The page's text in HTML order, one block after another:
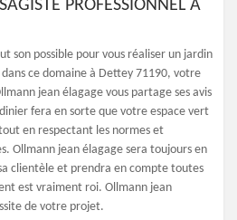
PROFESSIONNEL À
son possible pour vous réaliser un jardin
ce domaine à Dettey 71190, votre
jean élagage vous partage ses avis
fera en sorte que votre espace vert
en respectant les normes et
Ollmann jean élagage sera toujours en
clientèle et prendra en compte toutes
est vraiment roi. Ollmann jean
de votre projet.